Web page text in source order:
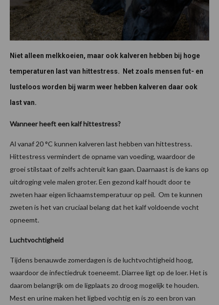
Niet alleen melkkoeien, maar ook kalveren hebben bij hoge
temperaturen last van hittestress. Net zoals mensen fut- en
lusteloos worden bij warm weer hebben kalveren daar ook
last van.
Wanneer heeft een kalf hittestress?
Al vanaf 20 °C kunnen kalveren last hebben van hittestress.
Hittestress vermindert de opname van voeding, waardoor de
groei stilstaat of zelfs achteruit kan gaan. Daarnaast is de kans op
uitdroging vele malen groter. Een gezond kalf houdt door te
zweten haar eigen lichaamstemperatuur op peil. Om te kunnen
zweten is het van cruciaal belang dat het kalf voldoende vocht
opneemt.
Luchtvochtigheid
Tijdens benauwde zomerdagen is de luchtvochtigheid hoog,
waardoor de infectiedruk toeneemt. Diarree ligt op de loer. Het is
daarom belangrijk om de ligplaats zo droog mogelijk te houden.
Mest en urine maken het ligbed vochtig en is zo een bron van